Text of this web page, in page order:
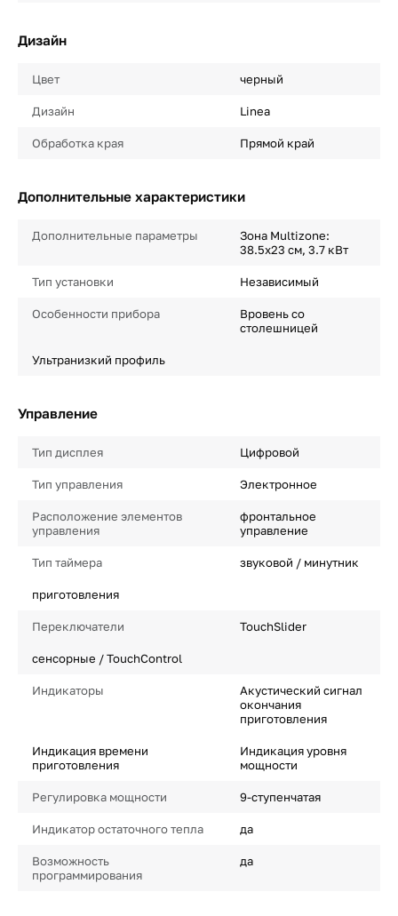
Дизайн
Цвет черный
Дизайн Linea
Обработка края Прямой край
Дополнительные характеристики
Дополнительные параметры
Зона Multizone:
38.5x23 см, 3.7 кВт
Тип установки Независимый
Особенности прибора
Вровень со
столешницей
Ультранизкий профиль
Управление
Тип дисплея Цифровой
Тип управления Электронное
Расположение элементов
управления
фронтальное
управление
Тип таймера звуковой / минутник
приготовления
Переключатели TouchSlider
сенсорные / TouchControl
Индикаторы
Акустический сигнал
окончания
приготовления
Индикация времени
приготовления
Индикация уровня
мощности
Регулировка мощности 9-ступенчатая
Индикатор остаточного тепла да
Возможность
программирования
да